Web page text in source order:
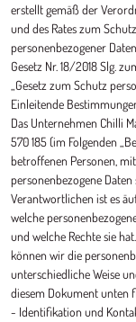
erstellt gemäß der
und des Rates zum
personenbezogener
Gesetz Nr. 18/2018 Slg.
„Gesetz zum Schutz
Einleitende
Das Unternehmen Chilli
570 185 (im Folgenden
betroffenen Personen,
personenbezogene
Verantwortlichen ist es
welche
und welche Rechte sie
können wir die
unterschiedliche Weise
diesem Dokument unten
- Identifikation und